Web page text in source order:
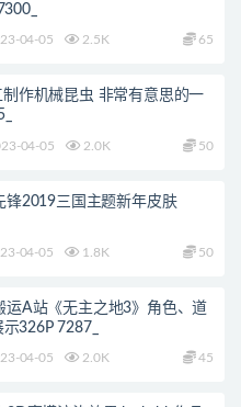
4.1GB 7300_
04-05 2.5K 65
制作机械昆虫 非常有意思的一
04-05 2.0K 50
锋2019三国主题新年皮肤
04-05 1.8K 50
运A站《无主之地3》角色、道
326P 7287_
04-05 2.0K 45